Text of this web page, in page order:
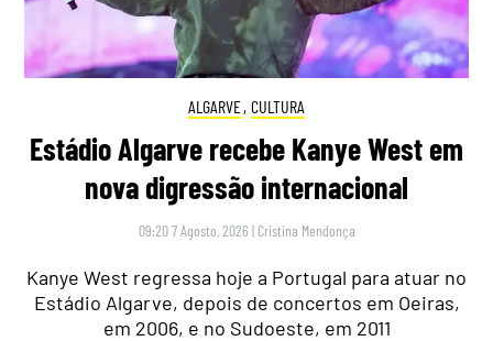
ALGARVE, CULTURA
Estádio Algarve recebe Kanye West em
nova digressão internacional
09:20 7 Agosto, 2026 | Cristina Mendonça
Kanye West regressa hoje a Portugal para atuar no
Estádio Algarve, depois de concertos em Oeiras,
em 2006, e no Sudoeste, em 2011